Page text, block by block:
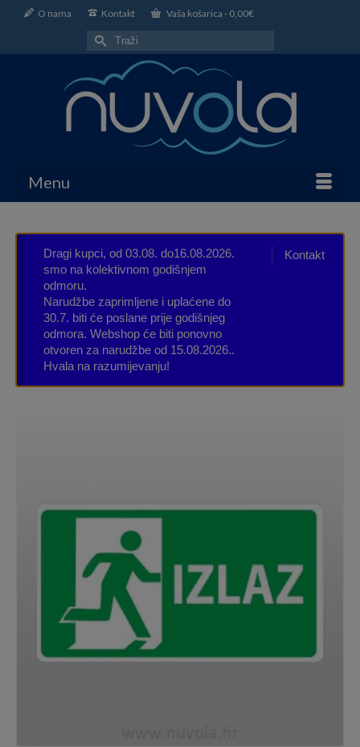
O nama Kontakt Vaša košarica - 0,00€
Search
for:
Menu
Kontakt
Dragi kupci, od 03.08. do16.08.2026.
smo na kolektivnom godišnjem
odmoru.
Narudžbe zaprimljene i uplaćene do
30.7. biti će poslane prije godišnjeg
odmora. Webshop će biti ponovno
otvoren za narudžbe od 15.08.2026..
Hvala na razumijevanju!